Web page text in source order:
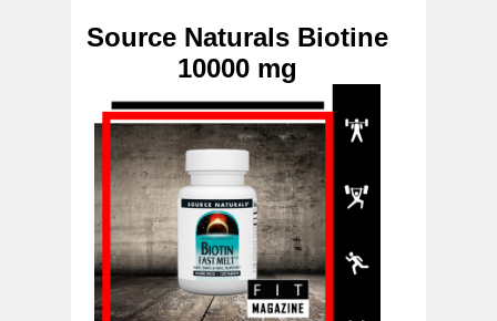
Source Naturals Biotine
10000 mg